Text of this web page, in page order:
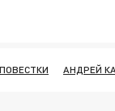
ПОВЕСТКИ АНДРЕЙ